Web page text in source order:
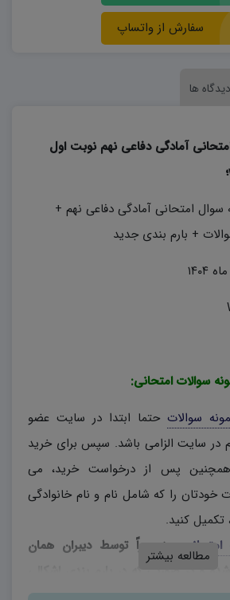
سفارش از واتساپ
دیدگاه ها
امتحانی آمادگی دفاعی نهم نوبت اول
سوال امتحانی آمادگی دفاعی نهم +
+ بارم بندی جدید
سوالات امتحانی:
سوالات حتما ابتدا در سایت عضو
در سایت الزامی باشد. سپس برای خرید
همچنین پس از درخواست خرید، می
خودتان را که شامل نام و نام خانوادگی
کنید.
، منحصراً توسط دیبران همان
مطالعه بیشتر